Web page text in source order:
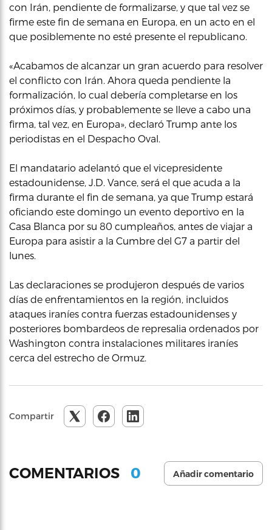
con Irán, pendiente de formalizarse, y que tal vez se
firme este fin de semana en Europa, en un acto en el
que posiblemente no esté presente el republicano.
«Acabamos de alcanzar un gran acuerdo para resolver
el conflicto con Irán. Ahora queda pendiente la
formalización, lo cual debería completarse en los
próximos días, y probablemente se lleve a cabo una
firma, tal vez, en Europa», declaró Trump ante los
periodistas en el Despacho Oval.
El mandatario adelantó que el vicepresidente
estadounidense, J.D. Vance, será el que acuda a la
firma durante el fin de semana, ya que Trump estará
oficiando este domingo un evento deportivo en la
Casa Blanca por su 80 cumpleaños, antes de viajar a
Europa para asistir a la Cumbre del G7 a partir del
lunes.
Las declaraciones se produjeron después de varios
días de enfrentamientos en la región, incluidos
ataques iraníes contra fuerzas estadounidenses y
posteriores bombardeos de represalia ordenados por
Washington contra instalaciones militares iraníes
cerca del estrecho de Ormuz.
Compartir
COMENTARIOS 0 Añadir comentario